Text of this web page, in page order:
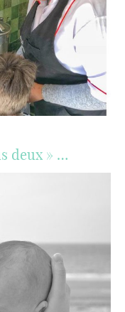
deux » …